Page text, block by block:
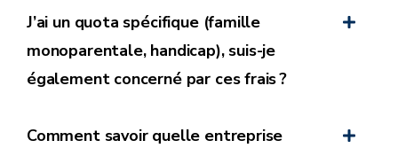
de manière claire et non équivoque de la mise en
place ou de l’augmentation des frais
supplémentaires ;
l’utilisateuravant la mise en place de frais
J’ai un quota spécifique (famille
monoparentale, handicap), suis-je
également concerné par ces frais ?
Comment savoir quelle entreprise